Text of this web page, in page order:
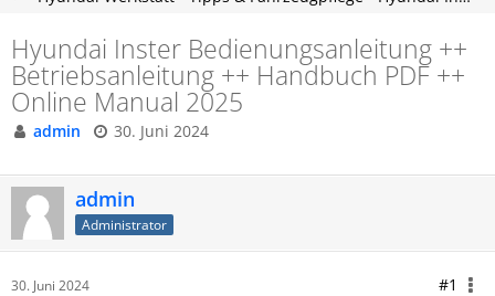
Hyundai ​Inster Bedienungsanleitung ++
Betriebsanleitung ++ Handbuch PDF ++
Online Manual 2025
admin 30. Juni 2024
admin
Administrator
30. Juni 2024 #1